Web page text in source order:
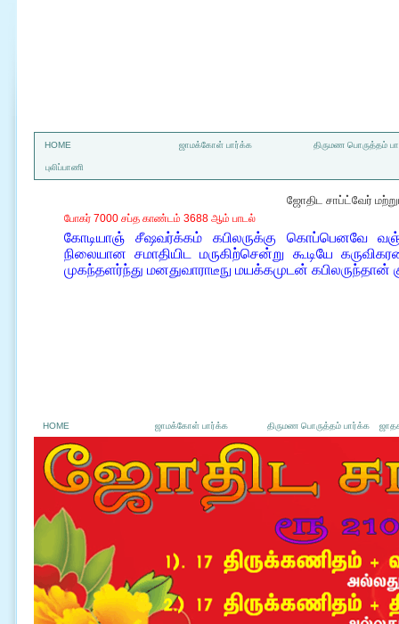
HOME ஜாமக்கோள் பார்க்க திருமண பொருத்தம்
புலிப்பாணி
ஜோதிட சாப்ட்வேர்
போகர் 7000 சப்த காண்டம் 3688 ஆம் பாடல்
கோடியாஞ் சீஷவர்க்கம் கபிலருக்கு கொப்பெனவே
நிலையான சமாதியிட மருகிற்சென்று கூடியே
முகந்தளர்ந்து மனதுவாராடீநு மயக்கமுடன் கபிலருந்தான்
HOME ஜாமக்கோள் பார்க்க திருமண பொருத்தம் பார்க்க